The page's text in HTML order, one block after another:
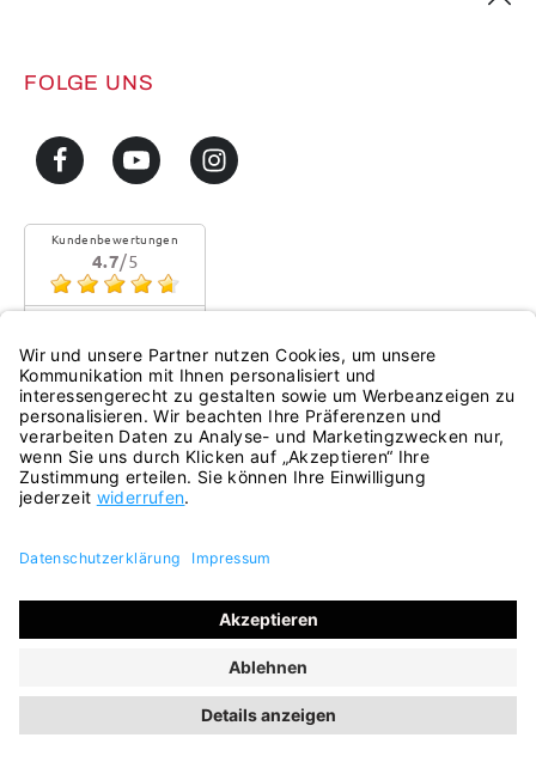
FOLGE UNS
Kundenbewertungen
4.7/5
eKomi
© 2026 ara Onlineshop
und ggf. Nachnahmegebühren, wenn nicht anders
angegeben.